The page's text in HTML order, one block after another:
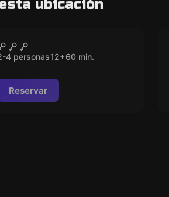
ubicación
of Persia: The
of Time VR
4 personas12+60 min.
Reservar